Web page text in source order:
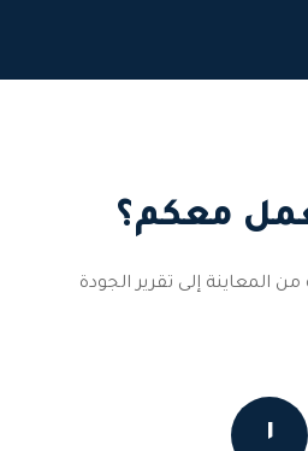
معكم؟
من المعاينة إلى تقرير الجودة
١